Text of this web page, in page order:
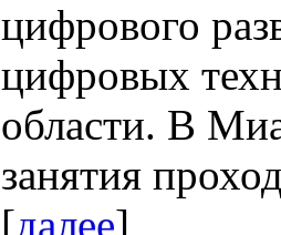
цифрового
цифровых
области. В
занятия
[далее]